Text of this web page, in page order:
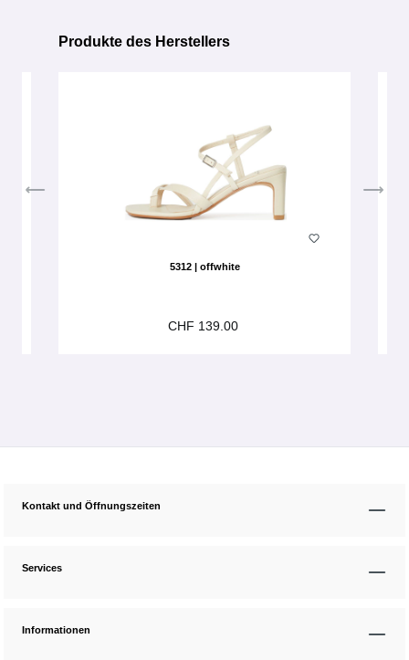
Produktgalerie überspringen
Produkte des Herstellers
5312 | offwhite
CHF 139.00
Kontakt und Öffnungszeiten
Services
Informationen